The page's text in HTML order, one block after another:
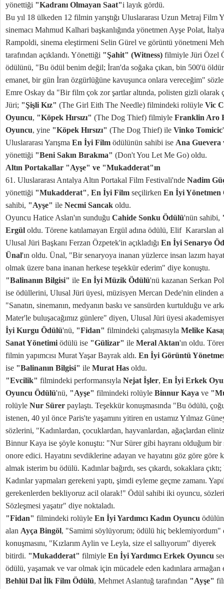
yönettiği "Kadranı Olmayan Saat"i layık gördü.
Bu yıl 18 ülkeden 12 filmin yarıştığı Uluslararası Uzun Metraj Film
sinemacı Mahmud Kalhari başkanlığında yönetmen Ayşe Polat,
Rampoldi, sinema eleştirmeni Selin Gürel ve görüntü yönetmeni
tarafından açıklandı. Yönettiği "Şahit" (Witness) filmiyle Jüri Özel
ödülünü, "Bu ödül benim değil; İran'da soğaka çıkan, bin 500'ü
emanet, bir gün İran özgürlüğüne kavuşunca onlara vereceğim"
Emre Oskay da "Bir film çok zor şartlar altında, polisten gizli olarak
Jüri; "Şişli Kız" (The Girl Eith The Needle) filmindeki rolüyle Vic
Oyuncu, "Köpek Hırsızı" (The Dog Thief) filmiyle Franklin Aro
Oyuncu, yine "Köpek Hırsızı" (The Dog Thief) ile Vinko Tomicic
Uluslararası Yarışma En İyi Film ödülünün sahibi ise Ana Guevera
yönettiği "Beni Sakın Bırakma" (Don't You Let Me Go) oldu.
Altın Portakallar "Ayşe" ve "Mukadderat"ın
61. Uluslararası Antalya Altın Portakal Film Festivali'nde Nadim
yönettiği "Mukadderat", En İyi Film seçilirken En İyi Yönetmen
sahibi, "Ayşe" ile Necmi Sancak oldu.
Oyuncu Hatice Aslan'ın sunduğu Cahide Sonku Ödülü'nün sahibi,
Ergül oldu. Törene katılamayan Ergül adına ödülü, Elif Kararslan
Ulusal Jüri Başkanı Ferzan Özpetek'in açıkladığı En İyi Senaryo
Ünal'ın oldu. Ünal, "Bir senaryoya inanan yüzlerce insan lazım
olmak üzere bana inanan herkese teşekkür ederim" diye konuştu.
"Balinanın Bilgisi" ile En İyi Müzik Ödülü'nü kazanan Serkan
ise ödüllerini, Ulusal Jüri üyesi, müzisyen Mercan Dede'nin elinden
"Sanatın, sinemanın, medyanın baskı ve sansürden kurtulduğu ve
Mater'le buluşacağımız günlere" diyen, Ulusal Jüri üyesi
İyi Kurgu Ödülü'nü, "Fidan" filmindeki çalışmasıyla Melike
Sanat Yönetimi ödülü ise "Gülizar" ile Meral Aktan'ın oldu.
filmin yapımcısı Murat Yaşar Bayrak aldı. En İyi Görüntü
ise "Balinanın Bilgisi" ile Murat Has oldu.
"Evcilik" filmindeki performansıyla Nejat İşler, En İyi Erkek
Oyuncu Ödülü'nü, "Ayşe" filmindeki rolüyle Binnur Kaya ve
rolüyle Nur Sürer paylaştı. Teşekkür konuşmasında "Bu ödülü,
istenen, 40 yıl önce Paris'te yaşamını yitiren en ustamız Yılmaz
sözlerini, "Kadınlardan, çocuklardan, hayvanlardan, ağaçlardan
Binnur Kaya ise şöyle konuştu: "Nur Sürer gibi hayranı olduğum bir
onore edici. Hayatını sevdiklerine adayan ve hayatını göz göre göre
almak isterim bu ödülü. Kadınlar bağırdı, ses çıkardı, sokaklara
Kadınlar yapmaları gerekeni yaptı, şimdi eyleme geçme zamanı.
gerekenlerden bekliyoruz acil olarak!" Ödül sahibi iki oyuncu,
Sözleşmesi yaşatır" diye noktaladı.
"Fidan" filmindeki rolüyle En İyi Yardımcı Kadın Oyuncu
alan Ayça Bingöl, "Samimi söylüyorum; ödülü hiç beklemiyordum"
konuşmasını, "Kızlarım Aylin ve Leyla, size el sallıyorum" diyerek
bitirdi. "Mukadderat" filmiyle En İyi Yardımcı Erkek Oyuncu
ödülü, yaşamak ve var olmak için mücadele eden kadınlara
Behlül Dal İlk Film Ödülü, Mehmet Aslantuğ tarafından "Ayşe"